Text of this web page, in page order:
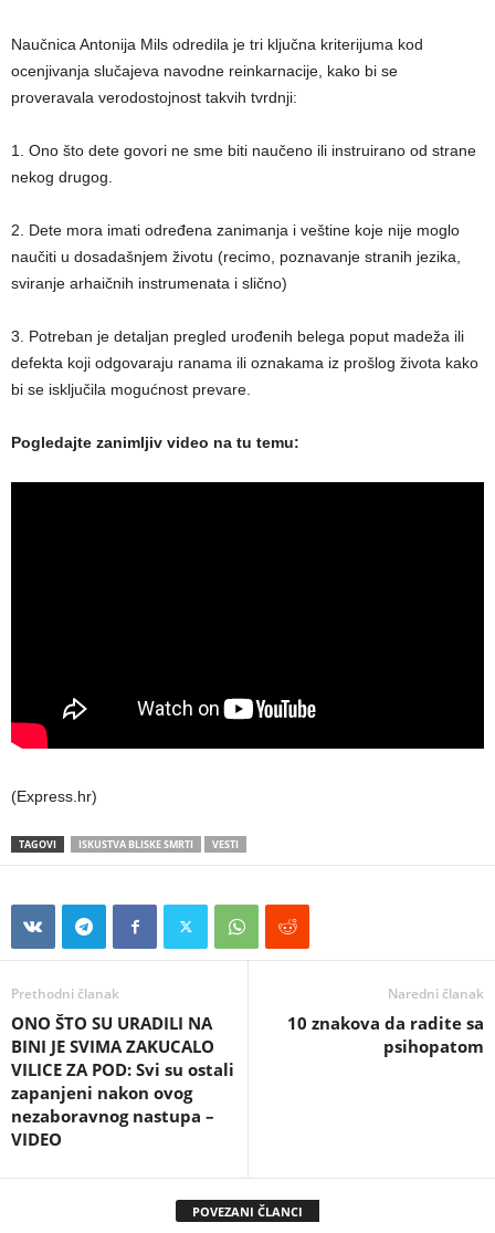
Naučnica Antonija Mils odredila je tri ključna kriterijuma kod
ocenjivanja slučajeva navodne reinkarnacije, kako bi se
proveravala verodostojnost takvih tvrdnji:
1. Ono što dete govori ne sme biti naučeno ili instruirano od strane
nekog drugog.
2. Dete mora imati određena zanimanja i veštine koje nije moglo
naučiti u dosadašnjem životu (recimo, poznavanje stranih jezika,
sviranje arhaičnih instrumenata i slično)
3. Potreban je detaljan pregled urođenih belega poput madeža ili
defekta koji odgovaraju ranama ili oznakama iz prošlog života kako
bi se isključila mogućnost prevare.
Pogledajte zanimljiv video na tu temu:
(Express.hr)
TAGOVI ISKUSTVA BLISKE SMRTI VESTI
Prethodni članak
ONO ŠTO SU URADILI NA
BINI JE SVIMA ZAKUCALO
VILICE ZA POD: Svi su ostali
zapanjeni nakon ovog
nezaboravnog nastupa –
VIDEO
Naredni članak
10 znakova da radite sa
psihopatom
POVEZANI ČLANCI